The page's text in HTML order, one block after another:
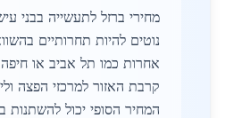
מחירי ברזל לתעשייה בבני
נוטים להיות תחרותיים
אחרות כמו תל אביב או
קרבת האזור למרכזי הפצה
המחיר הסופי יכול